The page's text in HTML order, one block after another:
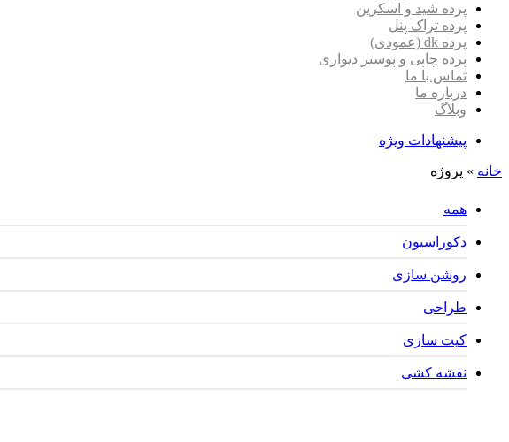
پرده شید و اسکرین
پرده تراک پنل
پرده dk (عمودی)
پرده چاپی و پوستر دیواری
تماس با ما
درباره ما
وبلاگ
پیشنهادات ویژه
خانه » پروژه
همه
دکوراسیون
روشن سازی
طراحی
کیت سازی
نقشه کشی